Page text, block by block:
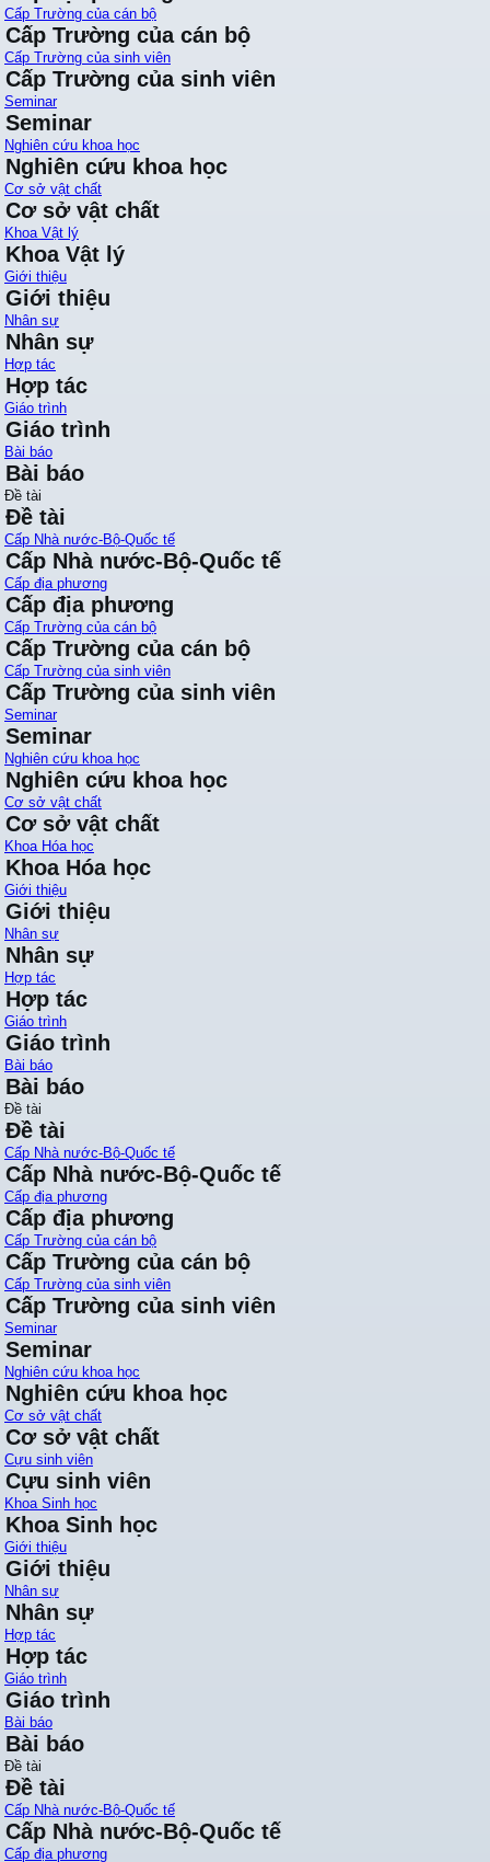
Cấp Trường của cán bộ
Cấp Trường của cán bộ
Cấp Trường của sinh viên
Cấp Trường của sinh viên
Seminar
Seminar
Nghiên cứu khoa học
Nghiên cứu khoa học
Cơ sở vật chất
Cơ sở vật chất
Khoa Vật lý
Khoa Vật lý
Giới thiệu
Giới thiệu
Nhân sự
Nhân sự
Hợp tác
Hợp tác
Giáo trình
Giáo trình
Bài báo
Bài báo
Đề tài
Đề tài
Cấp Nhà nước-Bộ-Quốc tế
Cấp Nhà nước-Bộ-Quốc tế
Cấp địa phương
Cấp địa phương
Cấp Trường của cán bộ
Cấp Trường của cán bộ
Cấp Trường của sinh viên
Cấp Trường của sinh viên
Seminar
Seminar
Nghiên cứu khoa học
Nghiên cứu khoa học
Cơ sở vật chất
Cơ sở vật chất
Khoa Hóa học
Khoa Hóa học
Giới thiệu
Giới thiệu
Nhân sự
Nhân sự
Hợp tác
Hợp tác
Giáo trình
Giáo trình
Bài báo
Bài báo
Đề tài
Đề tài
Cấp Nhà nước-Bộ-Quốc tế
Cấp Nhà nước-Bộ-Quốc tế
Cấp địa phương
Cấp địa phương
Cấp Trường của cán bộ
Cấp Trường của cán bộ
Cấp Trường của sinh viên
Cấp Trường của sinh viên
Seminar
Seminar
Nghiên cứu khoa học
Nghiên cứu khoa học
Cơ sở vật chất
Cơ sở vật chất
Cựu sinh viên
Cựu sinh viên
Khoa Sinh học
Khoa Sinh học
Giới thiệu
Giới thiệu
Nhân sự
Nhân sự
Hợp tác
Hợp tác
Giáo trình
Giáo trình
Bài báo
Bài báo
Đề tài
Đề tài
Cấp Nhà nước-Bộ-Quốc tế
Cấp Nhà nước-Bộ-Quốc tế
Cấp địa phương